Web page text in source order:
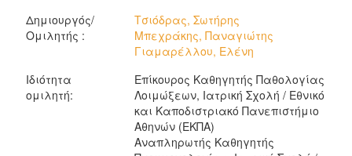
Δημιουργός/
Ομιλητής :
Τσιόδρας, Σωτήρης
Μπεχράκης, Παναγιώτης
Γιαμαρέλλου, Ελένη
Ιδιότητα
ομιλητή:
Επίκουρος Καθηγητής Παθολογίας
Λοιμώξεων, Ιατρική Σχολή / Εθνικό
και Καποδιστριακό Πανεπιστήμιο
Αθηνών (ΕΚΠΑ)
Αναπληρωτής Καθηγητής